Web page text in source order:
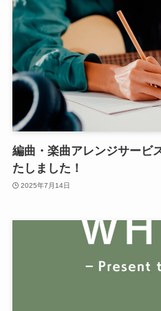
編曲・楽曲アレンジサービ
たしました！
2025年7月14日